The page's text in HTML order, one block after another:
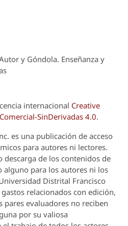
y Góndola. Enseñanza y
internacional Creative
SinDerivadas 4.0.
es una publicación de acceso
para autores ni lectores.
descarga de los contenidos de
alguno para los autores ni los
Distrital Francisco
gastos relacionados con edición,
pares evaluadores no reciben
por su valiosa